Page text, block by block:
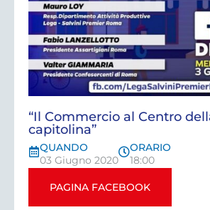
“Il Commercio al Centro
capitolina”
QUANDO
03 Giugno 2020
ORARIO
18:00
PAGINA FACEBOOK